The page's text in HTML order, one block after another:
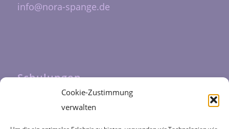
Cookie-Zustimmung
verwalten
info@nora-spange.de
Schulungen
Unsere Schulungen werden durch das
Fortbildungszentrum Halfmann